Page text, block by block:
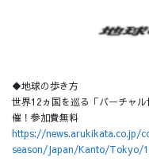
◆地球の歩き方
世界12ヵ国を巡る「バーチャ
催！参加費無料
https://news.arukikata.co.jp/
season/Japan/Kanto/Tokyo/